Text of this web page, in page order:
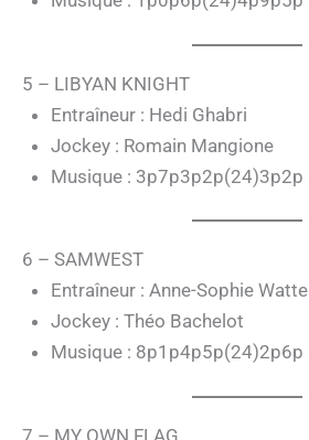
5 – LIBYAN KNIGHT
Entraîneur : Hedi Ghabri
Jockey : Romain Mangione
Musique : 3p7p3p2p(24)3p2p
6 – SAMWEST
Entraîneur : Anne-Sophie Wattel
Jockey : Théo Bachelot
Musique : 8p1p4p5p(24)2p6p
7 – MY OWN FLAG